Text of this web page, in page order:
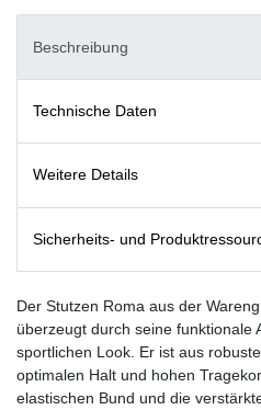
Beschreibung
Technische Daten
Weitere Details
Sicherheits- und
Der Stutzen Roma aus der
überzeugt durch seine funktionale
sportlichen Look. Er ist aus
optimalen Halt und hohen
elastischen Bund und die